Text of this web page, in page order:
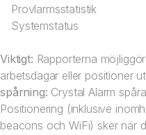
Provlarmsstatistik
Systemstatus
Viktigt: Rapporterna
arbetsdagar eller positioner
spårning: Crystal Alarm
Positionering (inklusive
beacons och WiFi) sker när